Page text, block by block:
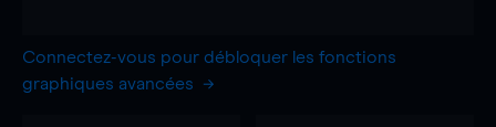
Connectez-vous pour débloquer les fonctions
graphiques avancées